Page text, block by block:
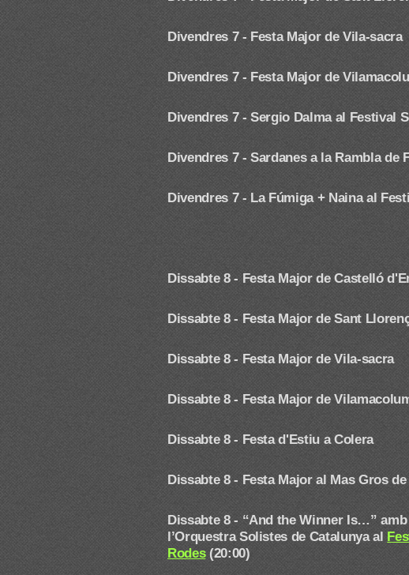
Divendres 7 - Festa Major de Vila-sacra
Divendres 7 - Festa Major de
Divendres 7 - Sergio Dalmaal Festival
Divendres 7 -Sardanes a la Rambla de
Divendres 7 - La Fúmiga + Naina al
Dissabte 8 - Festa Major de Castelló
Dissabte 8 - Festa Major de Sant
Dissabte 8 - Festa Major de Vila-sacra
Dissabte 8 - Festa Major de
Dissabte 8 - Festa d'Estiu a Colera
Dissabte 8 - Festa Major al Mas Gros
Dissabte 8 -“And the Winner Is…”
l’Orquestra Solistes de Catalunya al
Rodes(20:00)